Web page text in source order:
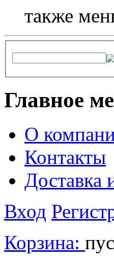
также
Главное
О
Контакты
Доставка
Вход
Корзина: